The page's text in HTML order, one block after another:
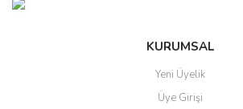
Ürün bilgilerinde hatalar bulunuyor.
KURUMSAL
Yeni Üyelik
Üye Girişi